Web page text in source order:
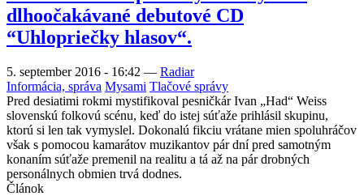
dlhoočakávané debutové CD
“Uhlopriečky hlasov“.
5. september 2016 - 16:42 — Radiar
Informácia, správa Mysami Tlačové správy
Pred desiatimi rokmi mystifikoval pesničkár Ivan „Had“ Weiss
slovenskú folkovú scénu, keď do istej súťaže prihlásil skupinu,
ktorú si len tak vymyslel. Dokonalú fikciu vrátane mien spoluhráčov
však s pomocou kamarátov muzikantov pár dní pred samotným
konaním súťaže premenil na realitu a tá až na pár drobných
personálnych obmien trvá dodnes.
Článok